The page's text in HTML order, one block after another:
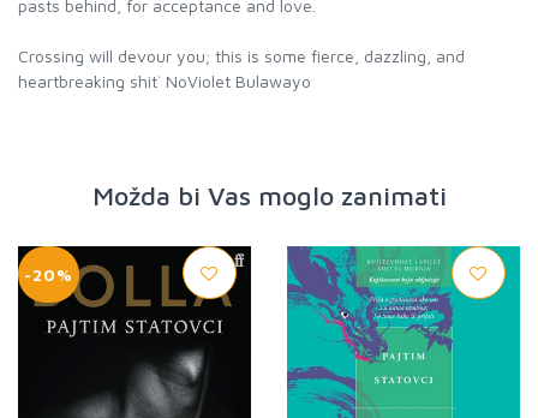
pasts behind, for acceptance and love.
Crossing will devour you; this is some fierce, dazzling, and
heartbreaking shit` NoViolet Bulawayo
Možda bi Vas moglo zanimati
-20%